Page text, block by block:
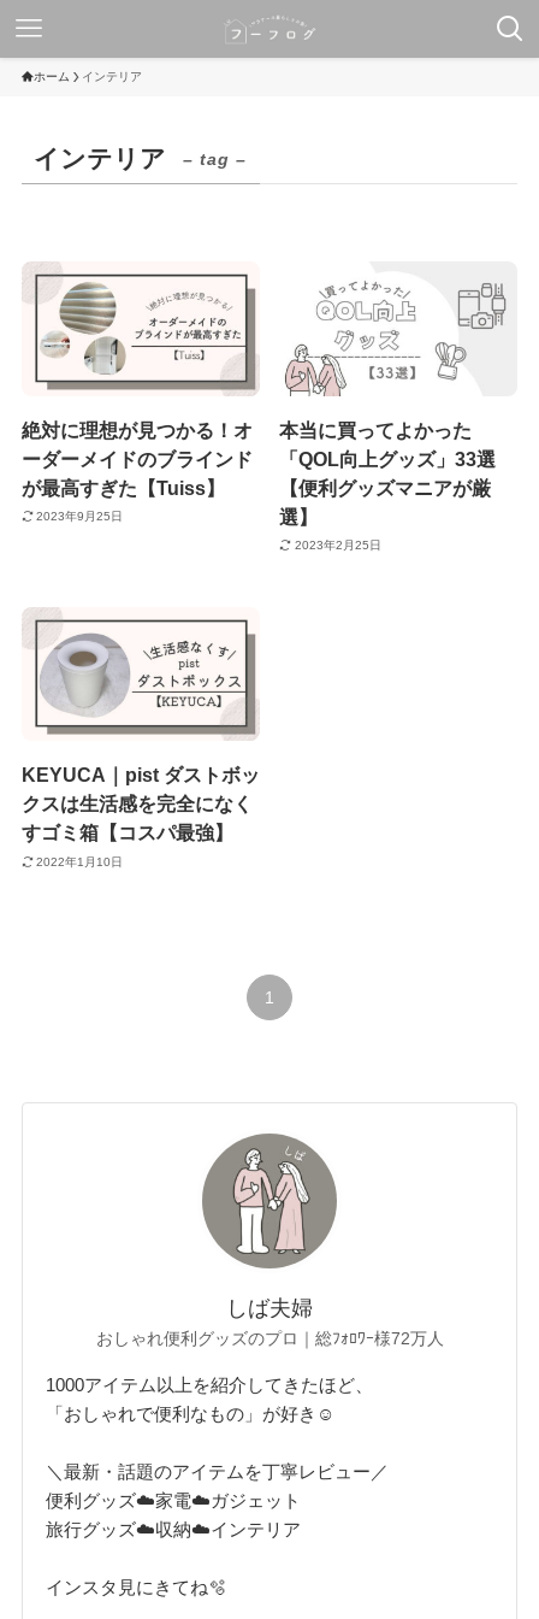
ホーム インテリア
インテリア – tag –
絶対に理想が見つかる！オ
ーダーメイドのブラインド
が最高すぎた【Tuiss】
2023年9月25日
本当に買ってよかった
「QOL向上グッズ」33選
【便利グッズマニアが厳
選】
2023年2月25日
KEYUCA｜pist ダストボッ
クスは生活感を完全になく
すゴミ箱【コスパ最強】
2022年1月10日
1
しば夫婦
おしゃれ便利グッズのプロ｜総ﾌｫﾛﾜｰ様72万人
1000アイテム以上を紹介してきたほど、
「おしゃれで便利なもの」が好き☺︎
＼最新・話題のアイテムを丁寧レビュー／
便利グッズ☁️家電☁️ガジェット
旅行グッズ☁️収納☁️インテリア
インスタ見にきてね🫧